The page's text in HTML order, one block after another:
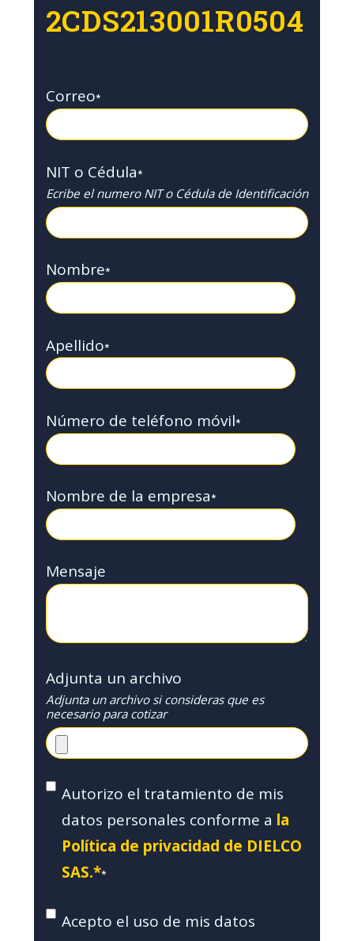
2CDS213001R0504
Correo*
NIT o Cédula*
Ecribe el numero NIT o Cédula de Identificación
Nombre*
Apellido*
Número de teléfono móvil*
Nombre de la empresa*
Mensaje
Adjunta un archivo
Adjunta un archivo si consideras que es
necesario para cotizar
Autorizo el tratamiento de mis
datos personales conforme a la
Política de privacidad de DIELCO
SAS.**
Acepto el uso de mis datos